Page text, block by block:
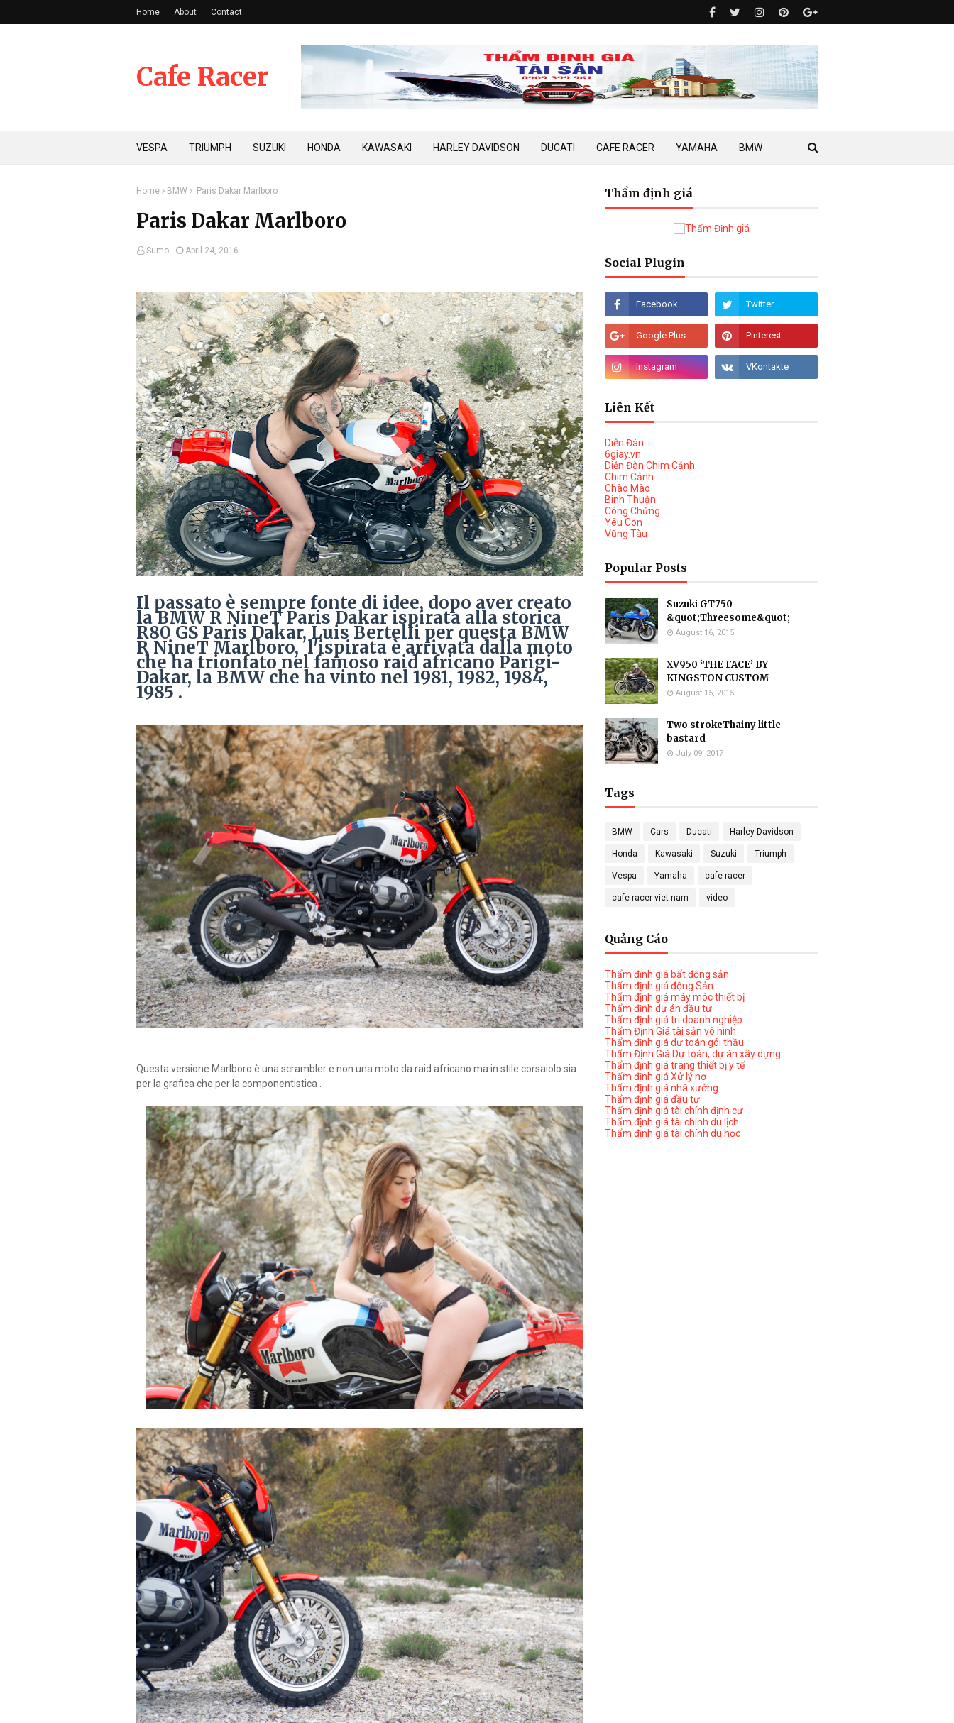
Home About Contact
Cafe Racer
VESPA TRIUMPH SUZUKI HONDA KAWASAKI HARLEY DAVIDSON DUCATI CAFE RACER YAMAHA BMW
Home BMW Paris Dakar Marlboro
Paris Dakar Marlboro
Sumo April 24, 2016
Il passato è sempre fonte di idee, dopo aver creato
la BMW R NineT Paris Dakar ispirata alla storica
R80 GS Paris Dakar, Luis Bertelli per questa BMW
R NineT Marlboro, l'ispirata è arrivata dalla moto
che ha trionfato nel famoso raid africano Parigi-
Dakar, la BMW che ha vinto nel 1981, 1982, 1984,
1985 .
Questa versione Marlboro è una scrambler e non una moto da raid africano ma in stile corsaiolo sia
per la grafica che per la componentistica .
Thẩm định giá
Social Plugin
Liên Kết
Diễn Đàn
6giay.vn
Diễn Đàn Chim Cảnh
Chim Cảnh
Chào Mào
Binh Thuận
Công Chứng
Yêu Con
Vũng Tàu
Popular Posts
Suzuki GT750
&quot;Threesome&quot;
August 16, 2015
XV950 ‘THE FACE’ BY
KINGSTON CUSTOM
August 15, 2015
Two strokeThainy little
bastard
July 09, 2017
Tags
BMW Cars Ducati Harley Davidson
Honda Kawasaki Suzuki Triumph
Vespa Yamaha cafe racer
cafe-racer-viet-nam video
Quảng Cáo
Thẩm định giá bất động sản
Thẩm định giá động Sản
Thẩm định giá máy móc thiết bị
Thẩm định dự án đầu tư
Thẩm định giá tri doanh nghiệp
Thẩm Định Giá tài sản vô hình
Thẩm định giá dự toán gói thầu
Thẩm Định Giá Dự toán, dự án xây dựng
Thẩm định giá trang thiết bị y tế
Thẩm định giá Xử lý nợ
Thẩm định giá nhà xưởng
Thẩm định giá đầu tư
Thẩm định giá tài chính định cư
Thẩm định giá tài chính du lịch
Thẩm định giá tài chính du học